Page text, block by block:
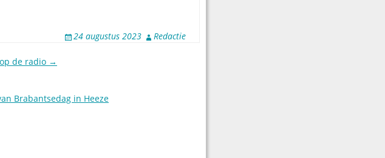
hier en klik zelf langs de…
24 augustus 2023 Redactie
de radio →
Brabantsedag in Heeze